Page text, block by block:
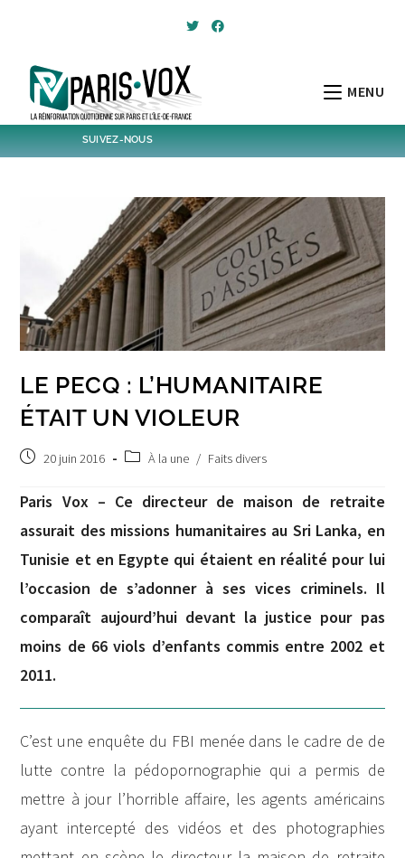
MENU
SUIVEZ-NOUS
6,301 Post
LE PECQ : L’HUMANITAIRE
ÉTAIT UN VIOLEUR
Post20 juin 2016
PostÀ la une / Faits divers
Paris Vox – Ce directeur de maison de retraite
assurait des missions humanitaires au Sri Lanka, en
Tunisie et en Egypte qui étaient en réalité pour lui
l’occasion de s’adonner à ses vices criminels. Il
comparaît aujourd’hui devant la justice pour pas
moins de 66 viols d’enfants commis entre 2002 et
2011.
C’est une enquête du FBI menée dans le cadre de de
lutte contre la pédopornographie qui a permis de
mettre à jour l’horrible affaire, les agents américains
ayant intercepté des vidéos et des photographies